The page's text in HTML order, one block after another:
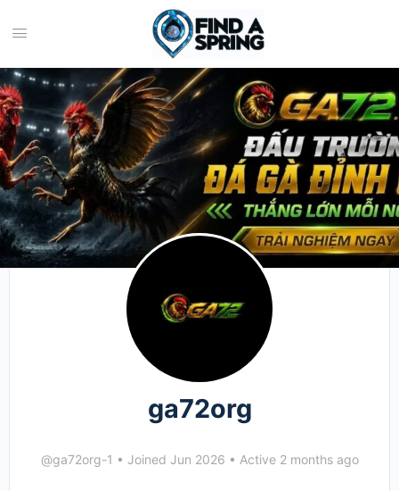
ga72org
@ga72org-1 • Joined Jun 2026 • Active 2 months ago